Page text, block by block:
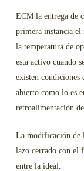
ECM la entrega de
primera instancia el
la temperatura de
esta activo cuando
existen condiciones
abierto como lo es
retroalimentacion
La modificación de
lazo cerrado con el
entre la ideal.